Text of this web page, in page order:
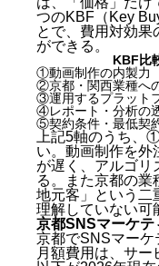
つのKBF（Key
とで、費用対効果
ができる。
KBF比
①動画制作の内製力
②京都・関西業種へ
③運用するプラット
④レポート・分析の
⑤契約条件・最低契
上記5軸のうち
い。動画制作を外
が遅く、アルゴリ
る。また京都の業
地元客」という二
理解していない可
京都SNSマーケテ
京都でSNSマーケ
月額費用は、サー